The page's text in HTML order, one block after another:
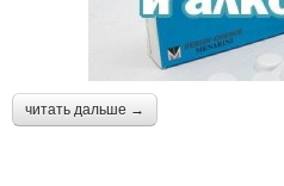
читать дальше →